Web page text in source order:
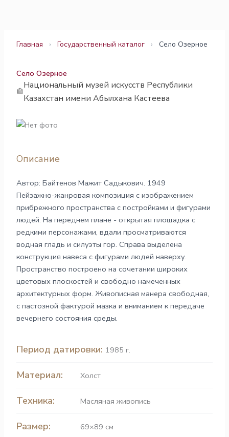
Главная › Государственный каталог › Село Озерное
Село Озерное
Национальный музей искусств Республики
Казахстан имени Абылхана Кастеева
Описание
Автор: Байтенов Мажит Садыкович. 1949
Пейзажно-жанровая композиция с изображением
прибрежного пространства с постройками и фигурами
людей. На переднем плане - открытая площадка с
редкими персонажами, вдали просматриваются
водная гладь и силуэты гор. Справа выделена
конструкция навеса с фигурами людей наверху.
Пространство построено на сочетании широких
цветовых плоскостей и свободно намеченных
архитектурных форм. Живописная манера свободная,
с пастозной фактурой мазка и вниманием к передаче
вечернего состояния среды.
Период датировки: 1985 г.
Материал: Холст
Техника: Масляная живопись
Размер: 69×89 см